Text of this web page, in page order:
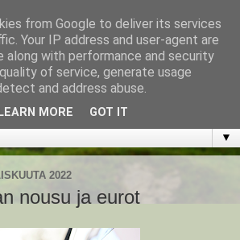
hetki tarjoaa tilaisuuden muuttaa
▼
2022
nousu ja eurot
from Google to deliver its services
Your IP address and user-agent are
along with performance and security
of service, generate usage
and address abuse.
LEARN MORE GOT IT